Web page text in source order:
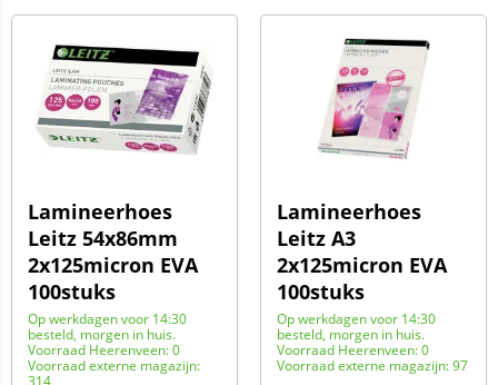
Lamineerhoes
Leitz 54x86mm
2x125micron EVA
100stuks
Op werkdagen voor 14:30
besteld, morgen in huis.
Voorraad Heerenveen: 0
Voorraad externe magazijn:
314
Lamineerhoes
Leitz A3
2x125micron EVA
100stuks
Op werkdagen voor 14:30
besteld, morgen in huis.
Voorraad Heerenveen: 0
Voorraad externe magazijn: 97